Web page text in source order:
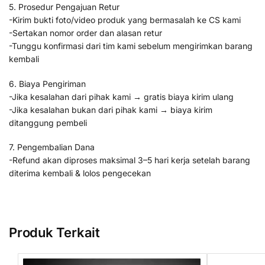
5. Prosedur Pengajuan Retur
-Kirim bukti foto/video produk yang bermasalah ke CS kami
-Sertakan nomor order dan alasan retur
-Tunggu konfirmasi dari tim kami sebelum mengirimkan barang
kembali
6. Biaya Pengiriman
-Jika kesalahan dari pihak kami → gratis biaya kirim ulang
-Jika kesalahan bukan dari pihak kami → biaya kirim
ditanggung pembeli
7. Pengembalian Dana
-Refund akan diproses maksimal 3–5 hari kerja setelah barang
diterima kembali & lolos pengecekan
Produk Terkait